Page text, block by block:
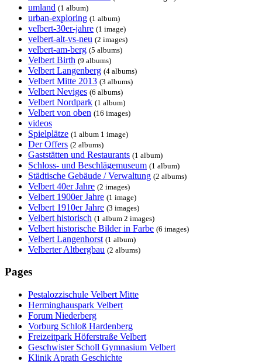
umland (1 album)
urban-exploring (1 album)
velbert-30er-jahre (1 image)
velbert-alt-vs-neu (2 images)
velbert-am-berg (5 albums)
Velbert Birth (9 albums)
Velbert Langenberg (4 albums)
Velbert Mitte 2013 (3 albums)
Velbert Neviges (6 albums)
Velbert Nordpark (1 album)
Velbert von oben (16 images)
videos
Spielplätze (1 album 1 image)
Der Offers (2 albums)
Gaststätten und Restaurants (1 album)
Schloss- und Beschlägemuseum (1 album)
Städtische Gebäude / Verwaltung (2 albums)
Velbert 40er Jahre (2 images)
Velbert 1900er Jahre (1 image)
Velbert 1910er Jahre (3 images)
Velbert historisch (1 album 2 images)
Velbert historische Bilder in Farbe (6 images)
Velbert Langenhorst (1 album)
Velberter Altbergbau (2 albums)
Pages
Pestalozzischule Velbert Mitte
Herminghauspark Velbert
Forum Niederberg
Vorburg Schloß Hardenberg
Freizeitpark Höferstraße Velbert
Geschwister Scholl Gymnasium Velbert
Klinik Aprath Geschichte